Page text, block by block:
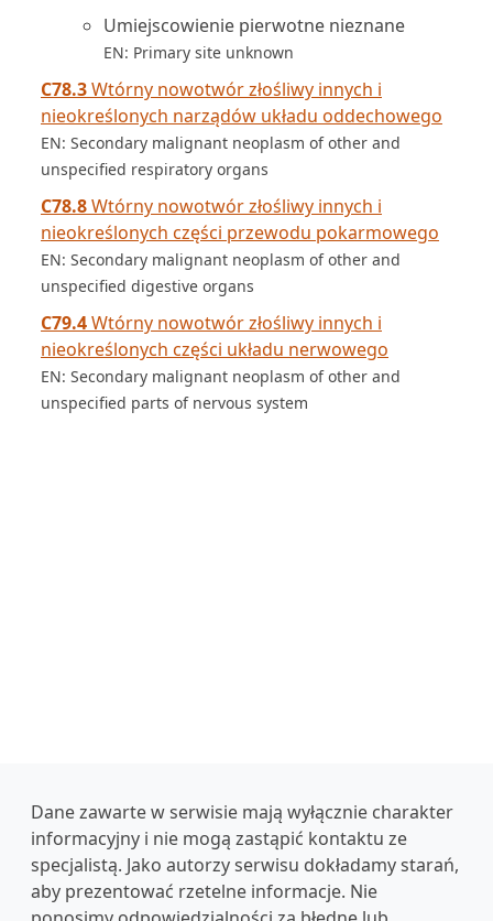
Umiejscowienie pierwotne nieznane
EN: Primary site unknown
C78.3Wtórny nowotwór złośliwy innych i
nieokreślonych narządów układu oddechowego
EN: Secondary malignant neoplasm of other and
unspecified respiratory organs
C78.8Wtórny nowotwór złośliwy innych i
nieokreślonych części przewodu pokarmowego
EN: Secondary malignant neoplasm of other and
unspecified digestive organs
C79.4Wtórny nowotwór złośliwy innych i
nieokreślonych części układu nerwowego
EN: Secondary malignant neoplasm of other and
unspecified parts of nervous system
Dane zawarte w serwisie mają wyłącznie charakter
informacyjny i nie mogą zastąpić kontaktu ze
specjalistą. Jako autorzy serwisu dokładamy starań,
aby prezentować rzetelne informacje. Nie